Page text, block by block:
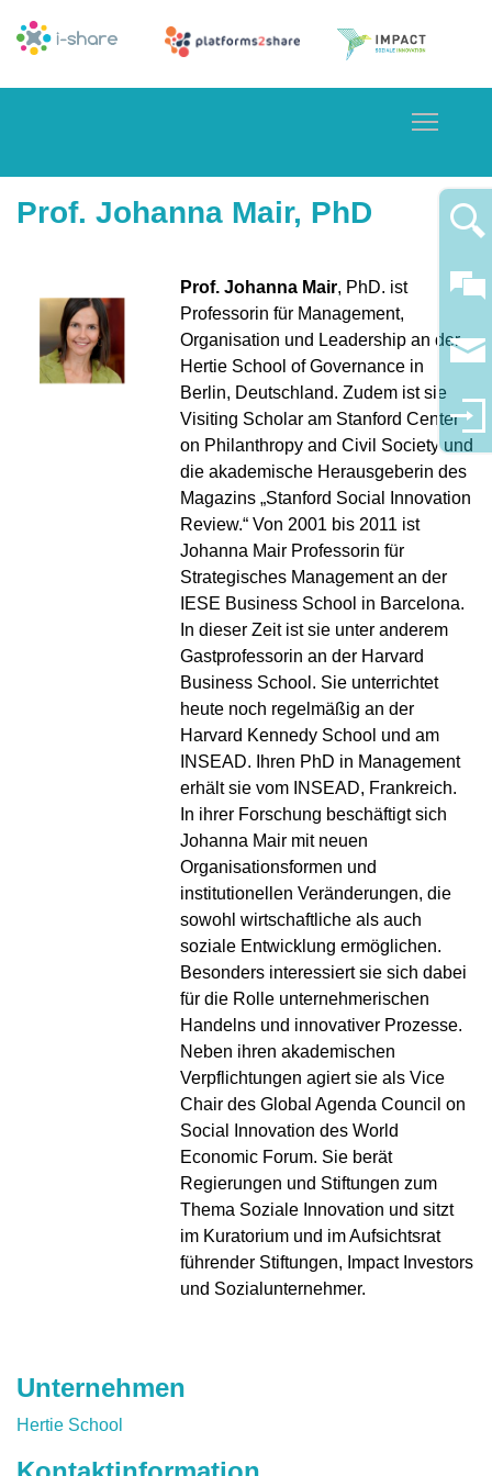
Prof. Johanna Mair, PhD
Prof. Johanna Mair, PhD. ist
Professorin für Management,
Organisation und Leadership an der
Hertie School of Governance in
Berlin, Deutschland. Zudem ist sie
Visiting Scholar am Stanford Center
on Philanthropy and Civil Society und
die akademische Herausgeberin des
Magazins „Stanford Social Innovation
Review.“ Von 2001 bis 2011 ist
Johanna Mair Professorin für
Strategisches Management an der
IESE Business School in Barcelona.
In dieser Zeit ist sie unter anderem
Gastprofessorin an der Harvard
Business School. Sie unterrichtet
heute noch regelmäßig an der
Harvard Kennedy School und am
INSEAD. Ihren PhD in Management
erhält sie vom INSEAD, Frankreich.
In ihrer Forschung beschäftigt sich
Johanna Mair mit neuen
Organisationsformen und
institutionellen Veränderungen, die
sowohl wirtschaftliche als auch
soziale Entwicklung ermöglichen.
Besonders interessiert sie sich dabei
für die Rolle unternehmerischen
Handelns und innovativer Prozesse.
Neben ihren akademischen
Verpflichtungen agiert sie als Vice
Chair des Global Agenda Council on
Social Innovation des World
Economic Forum. Sie berät
Regierungen und Stiftungen zum
Thema Soziale Innovation und sitzt
im Kuratorium und im Aufsichtsrat
führender Stiftungen, Impact Investors
und Sozialunternehmer.
Unternehmen
Hertie School